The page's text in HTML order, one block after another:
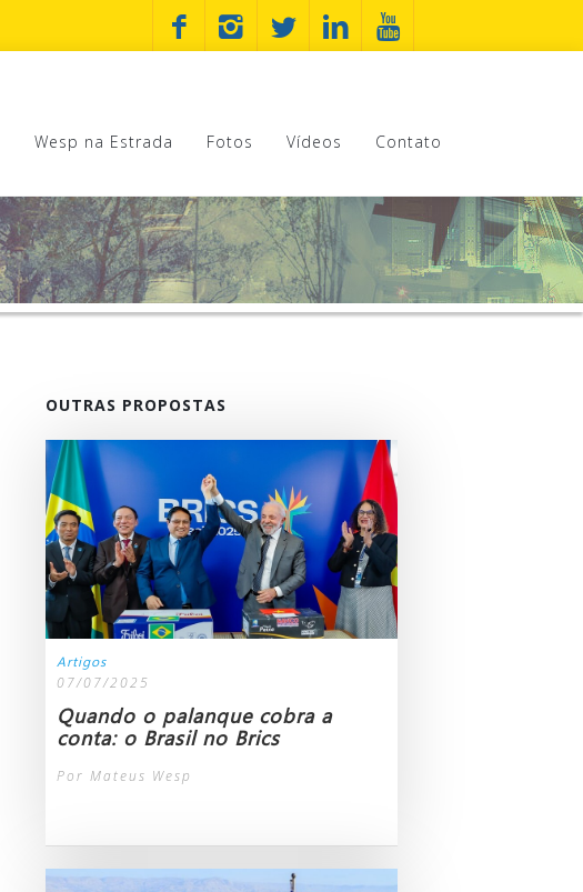
Wesp na Estrada Fotos Vídeos Contato
OUTRAS PROPOSTAS
Artigos
07/07/2025
Quando o palanque cobra a
conta: o Brasil no Brics
Por Mateus Wesp